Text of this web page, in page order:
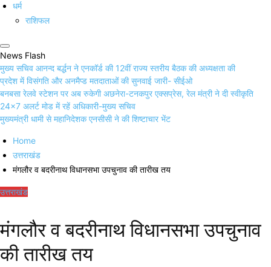
धर्म
राशिफल
News Flash
मुख्य सचिव आनन्द बर्द्धन ने एनकॉर्ड की 12वीं राज्य स्तरीय बैठक की अध्यक्षता की
प्रदेश में विसंगति और अनमैप्ड मतदाताओं की सुनवाई जारी- सीईओ
बनबसा रेलवे स्टेशन पर अब रुकेगी अछनेरा-टनकपुर एक्सप्रेस, रेल मंत्री ने दी स्वीकृति
24×7 अलर्ट मोड में रहें अधिकारी-मुख्य सचिव
मुख्यमंत्री धामी से महानिदेशक एनसीसी ने की शिष्टाचार भेंट
Home
उत्तराखंड
मंगलौर व बदरीनाथ विधानसभा उपचुनाव की तारीख तय
उत्तराखंड
मंगलौर व बदरीनाथ विधानसभा उपचुनाव
की तारीख तय